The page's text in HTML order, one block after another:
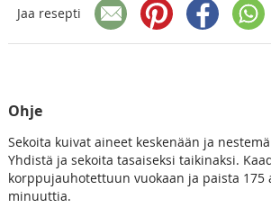
Jaa resepti
Ohje
Sekoita kuivat aineet keskenään ja
Yhdistä ja sekoita tasaiseksi taikinaksi.
korppujauhotettuun vuokaan ja paista 175
minuuttia.